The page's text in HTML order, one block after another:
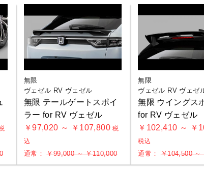
無限
ヴェゼル RV ヴェゼル
無限 テールゲートスポイ
ラー for RV ヴェゼル
￥97,020 ～ ￥107,800税
込
通常：￥99,000 ～ ￥110,000
無限
ヴェゼル RV ヴェゼ
無限 ウイングス
for RV ヴェゼル
￥102,410 ～ ￥
税込
通常：￥104,500 ～